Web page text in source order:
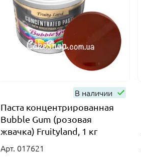
В наличии
Паста концентрированная
Bubble Gum (розовая
жвачка) Fruityland, 1 кг
Арт. 017621